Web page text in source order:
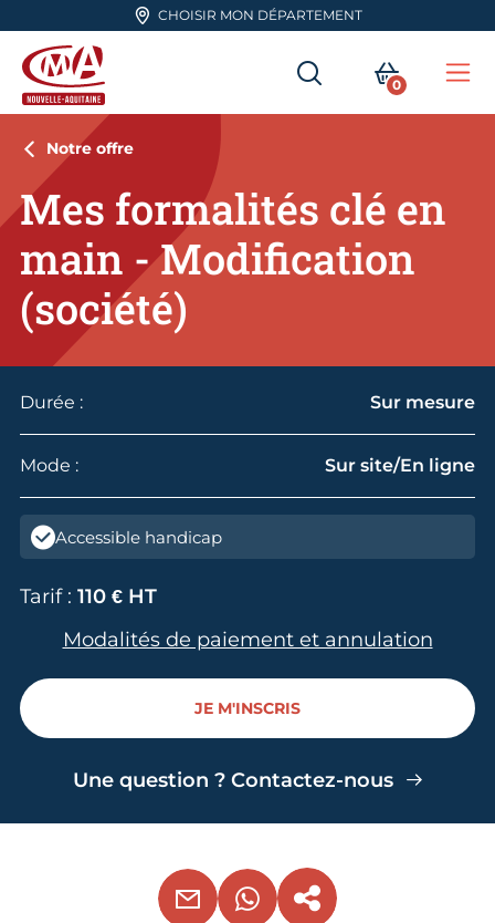
Aller en haut de pageCHOISIR MON DÉPARTEMENT
CMA Nouvelle-Aquitaine
RECHERCHER
MON
0
Notre offre
Mes formalités clé en
main - Modification
(société)
Durée : Sur mesure
Mode : Sur site/En ligne
Accessible handicap
Tarif : 110 € HT
Modalités de paiement et annulation
JE M'INSCRIS
Une question ? Contactez-nous
EMAIL WHATSAPPCOPIER LE LIEN